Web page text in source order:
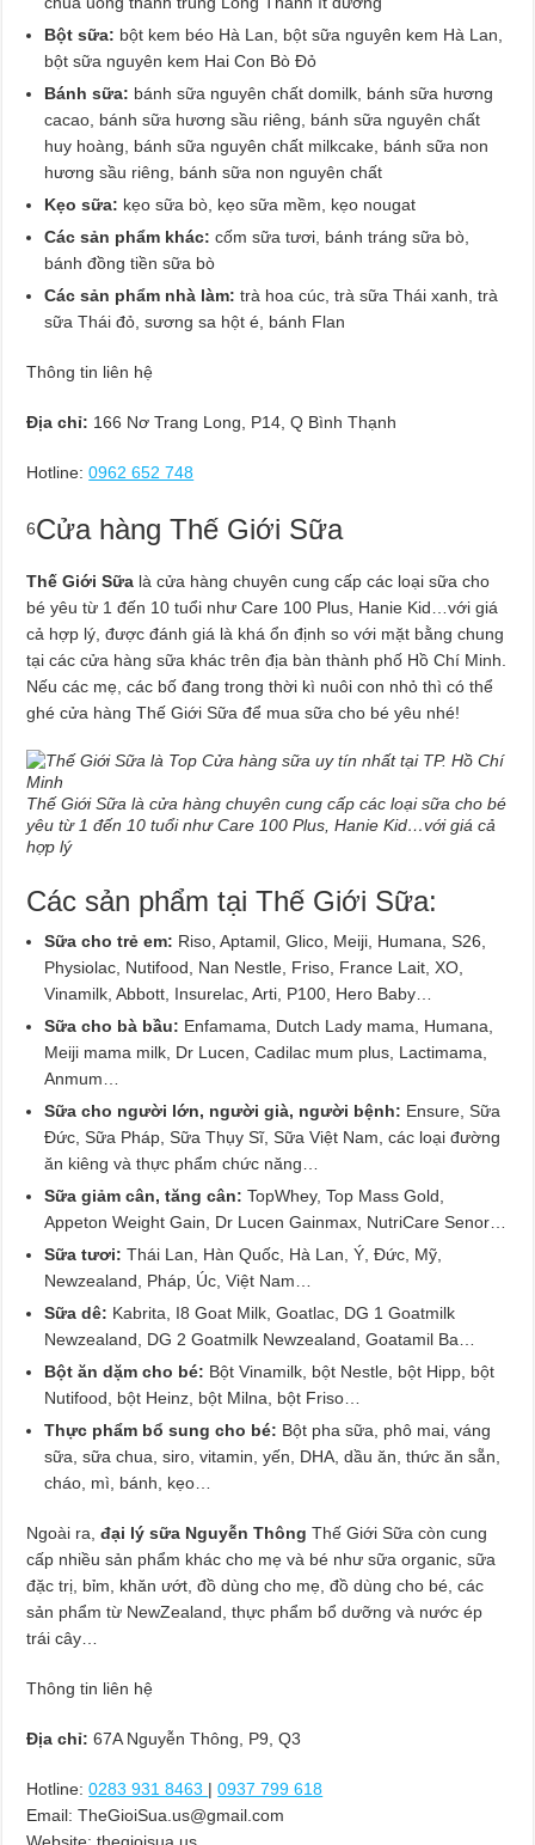
Bột sữa: bột kem béo Hà Lan, bột sữa nguyên kem Hà Lan,
bột sữa nguyên kem Hai Con Bò Đỏ
Bánh sữa: bánh sữa nguyên chất domilk, bánh sữa hương
cacao, bánh sữa hương sầu riêng, bánh sữa nguyên chất
huy hoàng, bánh sữa nguyên chất milkcake, bánh sữa non
hương sầu riêng, bánh sữa non nguyên chất
Kẹo sữa: kẹo sữa bò, kẹo sữa mềm, kẹo nougat
Các sản phẩm khác: cốm sữa tươi, bánh tráng sữa bò,
bánh đồng tiền sữa bò
Các sản phẩm nhà làm: trà hoa cúc, trà sữa Thái xanh, trà
sữa Thái đỏ, sương sa hột é, bánh Flan
Thông tin liên hệ
Địa chỉ: 166 Nơ Trang Long, P14, Q Bình Thạnh
Hotline: 0962 652 748
6Cửa hàng Thế Giới Sữa
Thế Giới Sữa là cửa hàng chuyên cung cấp các loại sữa cho
bé yêu từ 1 đến 10 tuổi như Care 100 Plus, Hanie Kid…với giá
cả hợp lý, được đánh giá là khá ổn định so với mặt bằng chung
tại các cửa hàng sữa khác trên địa bàn thành phố Hồ Chí Minh.
Nếu các mẹ, các bố đang trong thời kì nuôi con nhỏ thì có thể
ghé cửa hàng Thế Giới Sữa để mua sữa cho bé yêu nhé!
Thế Giới Sữa là cửa hàng chuyên cung cấp các loại sữa cho bé
yêu từ 1 đến 10 tuổi như Care 100 Plus, Hanie Kid…với giá cả
hợp lý
Các sản phẩm tại Thế Giới Sữa:
Sữa cho trẻ em: Riso, Aptamil, Glico, Meiji, Humana, S26,
Physiolac, Nutifood, Nan Nestle, Friso, France Lait, XO,
Vinamilk, Abbott, Insurelac, Arti, P100, Hero Baby…
Sữa cho bà bầu: Enfamama, Dutch Lady mama, Humana,
Meiji mama milk, Dr Lucen, Cadilac mum plus, Lactimama,
Anmum…
Sữa cho người lớn, người già, người bệnh: Ensure, Sữa
Đức, Sữa Pháp, Sữa Thụy Sĩ, Sữa Việt Nam, các loại đường
ăn kiêng và thực phẩm chức năng…
Sữa giảm cân, tăng cân: TopWhey, Top Mass Gold,
Appeton Weight Gain, Dr Lucen Gainmax, NutriCare Senor…
Sữa tươi: Thái Lan, Hàn Quốc, Hà Lan, Ý, Đức, Mỹ,
Newzealand, Pháp, Úc, Việt Nam…
Sữa dê: Kabrita, I8 Goat Milk, Goatlac, DG 1 Goatmilk
Newzealand, DG 2 Goatmilk Newzealand, Goatamil Ba…
Bột ăn dặm cho bé: Bột Vinamilk, bột Nestle, bột Hipp, bột
Nutifood, bột Heinz, bột Milna, bột Friso…
Thực phẩm bổ sung cho bé: Bột pha sữa, phô mai, váng
sữa, sữa chua, siro, vitamin, yến, DHA, dầu ăn, thức ăn sẵn,
cháo, mì, bánh, kẹo…
Ngoài ra,đại lý sữa Nguyễn Thông Thế Giới Sữa còn cung
cấp nhiều sản phẩm khác cho mẹ và bé như sữa organic, sữa
đặc trị, bỉm, khăn ướt, đồ dùng cho mẹ, đồ dùng cho bé, các
sản phẩm từ NewZealand, thực phẩm bổ dưỡng và nước ép
trái cây…
Thông tin liên hệ
Địa chỉ: 67A Nguyễn Thông, P9, Q3
Hotline: 0283 931 8463 |0937 799 618
Email: TheGioiSua.us@gmail.com